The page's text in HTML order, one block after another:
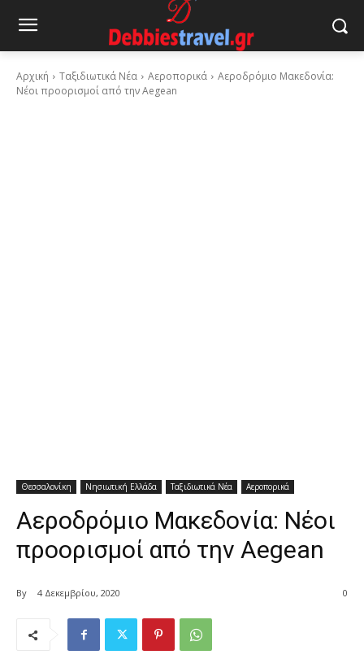
Αρχική Ταξιδιωτικά Νέα Αεροπορικά
Αεροδρόμιο Μακεδονία:
Νέοι προορισμοί από την Aegean
Θεσσαλονίκη Νησιωτική Ελλάδα Ταξιδιωτικά Νέα Αεροπορικά
Αεροδρόμιο Μακεδονία: Νέοι
προορισμοί από την Aegean
By 4 Δεκεμβρίου, 2020 0